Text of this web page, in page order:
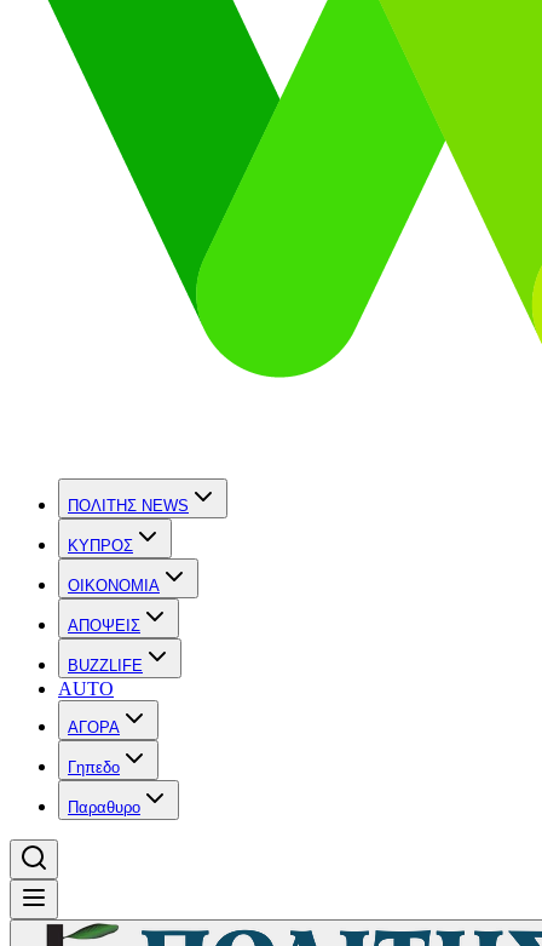
ΠΟΛΙΤΗΣ NEWS
ΚΥΠΡΟΣ
OIKONOMIA
ΑΠΟΨΕΙΣ
BUZZLIFE
AUTO
ΑΓΟΡΑ
Γηπεδο
Παραθυρο